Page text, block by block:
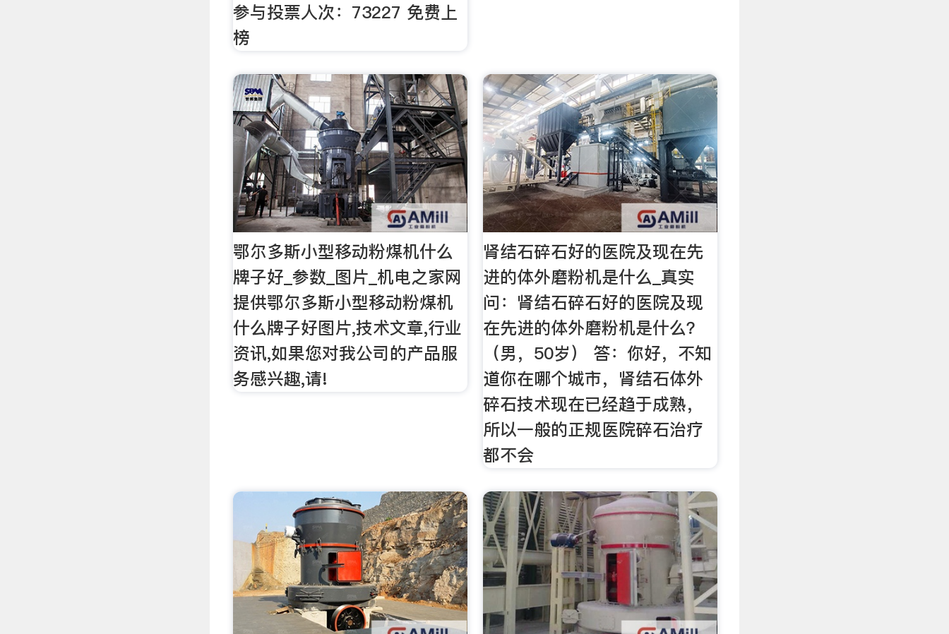
参与投票人次：73227 免费上
榜
鄂尔多斯小型移动粉煤机什么
牌子好_参数_图片_机电之家网
提供鄂尔多斯小型移动粉煤机
什么牌子好图片,技术文章,行业
资讯,如果您对我公司的产品服
务感兴趣,请!
肾结石碎石好的医院及现在先
进的体外磨粉机是什么_真实
问：肾结石碎石好的医院及现
在先进的体外磨粉机是什么？
（男，50岁） 答：你好，不知
道你在哪个城市，肾结石体外
碎石技术现在已经趋于成熟，
所以一般的正规医院碎石治疗
都不会